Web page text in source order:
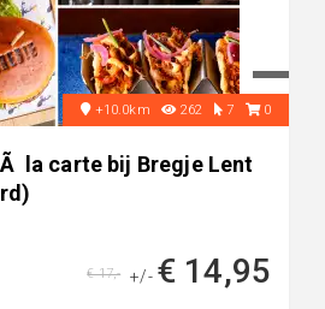
+10.0km 262 7 0
la carte bij Bregje Lent
+/- € 14,95
€ 17,-